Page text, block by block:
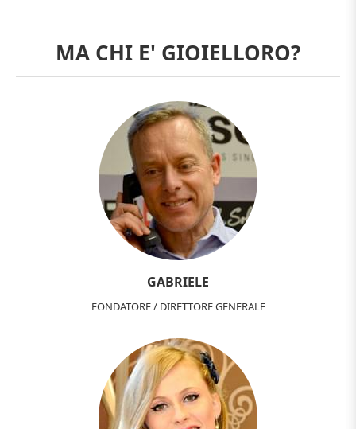
MA CHI E' GIOIELLORO?
GABRIELE
FONDATORE / DIRETTORE GENERALE